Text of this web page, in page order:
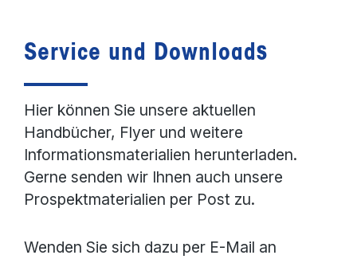
Service und Downloads
Hier können Sie unsere aktuellen
Handbücher, Flyer und weitere
Informationsmaterialien herunterladen.
Gerne senden wir Ihnen auch unsere
Prospektmaterialien per Post zu.
Wenden Sie sich dazu per E-Mail an